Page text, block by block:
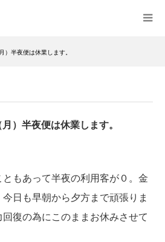
）半夜便は休業します。
）半夜便は休業します。
もあって半夜の利用客が０。金
日も早朝から夕方まで頑張りま
復の為にこのままお休みさせて